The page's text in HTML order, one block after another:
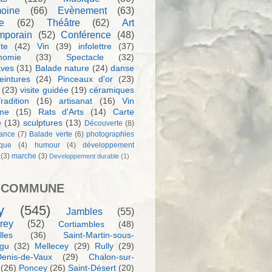
(66) Evènement
(63)
(62) Théâtre (62)
Art
(52) Conférence (48)
(42) Vin (39) infolettre
(37)
(33) Spectacle
(32)
(31) Balade nature (24) danse
(24) Pinceaux d'or
(23)
(23) visite guidée (19) céramiques
(16) artisanat (16)
Vin
(15) Rats d'Arts (14)
Carte
(13) sculptures (13) Découverte (8)
(7) Balade verte (6) photographies
(4) humour (4)
développement
(3) marche (3) Developpement durable (1)
(545) Jambles
(55)
(52) Cortiambles
(48)
(36)
Saint-Martin-sous-
(32) Mellecey (29) Rully
(29)
de-Vaux
(29)
Chalon-sur-
(26) Poncey (26) Saint-Désert (20)